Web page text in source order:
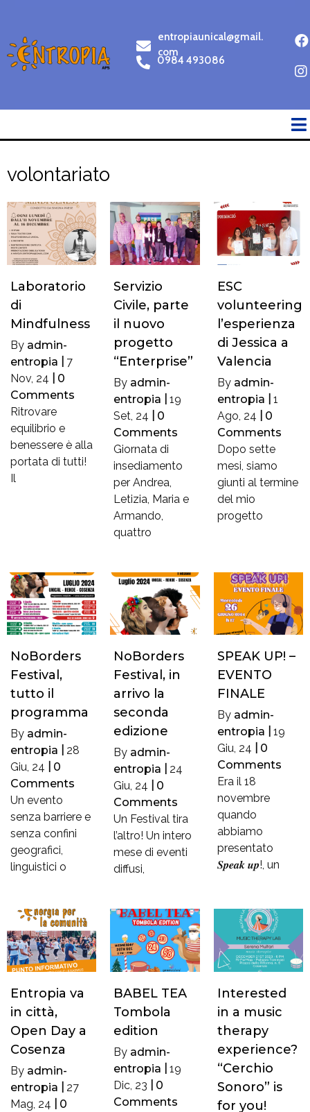
entropiaunical@gmail.
com
0984 493086
volontariato
Laboratorio
di
Mindfulness
By admin-
entropia
7
Nov, 24
0
Comments
Ritrovare
equilibrio e
benessere è alla
portata di tutti!
Il
Servizio
Civile, parte
il nuovo
progetto
“Enterprise”
By admin-
entropia
19
Set, 24
0
Comments
Giornata di
insediamento
per Andrea,
Letizia, Maria e
Armando,
quattro
ESC
volunteering,
l’esperienza
di Jessica a
Valencia
By admin-
entropia
1
Ago, 24
0
Comments
Dopo sette
mesi, siamo
giunti al termine
del mio
progetto
NoBorders
Festival,
tutto il
programma
By admin-
entropia
28
Giu, 24
0
Comments
Un evento
senza barriere e
senza confini
geografici,
linguistici o
NoBorders
Festival, in
arrivo la
seconda
edizione
By admin-
entropia
24
Giu, 24
0
Comments
Un Festival tira
l’altro! Un intero
mese di eventi
diffusi,
SPEAK UP! –
EVENTO
FINALE
By admin-
entropia
19
Giu, 24
0
Comments
Era il 18
novembre
quando
abbiamo
presentato
𝑺𝒑𝒆𝒂𝒌 𝒖𝒑!, un
Entropia va
in città,
Open Day a
Cosenza
By admin-
entropia
27
Mag, 24
0
BABEL TEA
Tombola
edition
By admin-
entropia
19
Dic, 23
0
Comments
Interested
in a music
therapy
experience?
“Cerchio
Sonoro” is
for you!